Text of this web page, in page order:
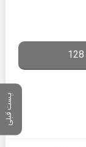
پست قبلی